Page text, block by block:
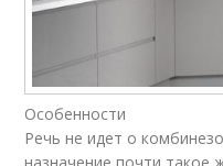
Особенности
Речь не идет о